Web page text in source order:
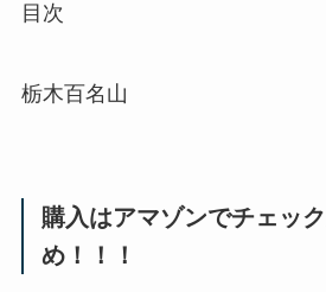
目次
栃木百名山
購入はアマゾンでチェッ
め！！！